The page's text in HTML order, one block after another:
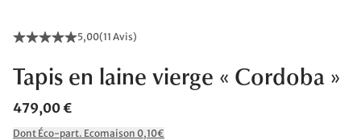
5,00(11 Avis)
Tapis en laine vierge « Cordoba »
479,00 €
Dont Éco-part. Ecomaison 0,10€